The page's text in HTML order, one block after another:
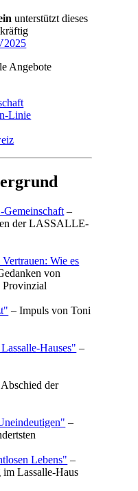
unterstützt dieses
Angebote
Linie
–
der LASSALLE-
Wie es
von
Provinzial
– Impuls von Toni
Hauses" –
der
–
Lebens" –
Lassalle-Haus